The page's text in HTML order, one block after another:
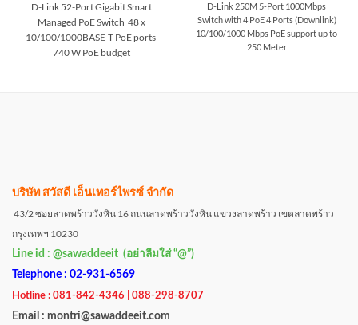
D-Link 52-Port Gigabit Smart
Managed PoE Switch 48 x
10/100/1000BASE-T PoE ports
740 W PoE budget
D-Link 250M 5-Port 1000Mbps
Switch with 4 PoE 4 Ports (Downlink)
10/100/1000 Mbps PoE support up to
250 Meter
บริษัท สวัสดี เอ็นเทอร์ไพรซ์ จำกัด
43/2 ซอยลาดพร้าววังหิน 16 ถนนลาดพร้าววังหิน แขวงลาดพร้าว เขตลาดพร้าว
กรุงเทพฯ 10230
Line id : @sawaddeeit (อย่าลืมใส่ “@”)
Telephone : 02-931-6569
Hotline : 081-842-4346 | 088-298-8707
Email : montri@sawaddeeit.com